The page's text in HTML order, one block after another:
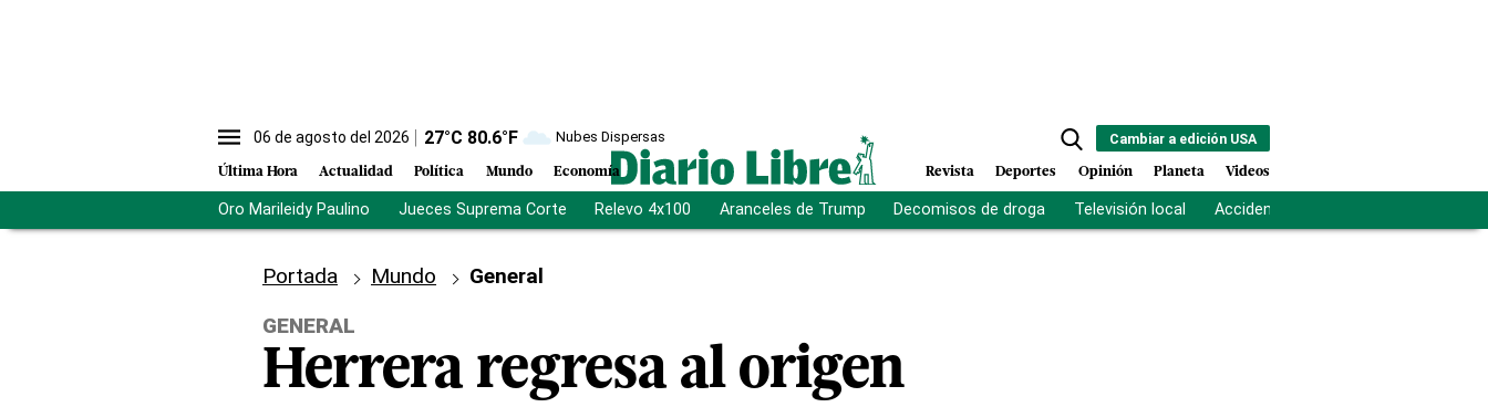
06 de agosto del 2026 27°C 80.6°F Nubes Dispersas
Última Hora Actualidad Política Mundo Economía
Cambiar a edición USA
Revista Deportes Opinión Planeta Videos
Oro Marileidy Paulino Jueces Suprema Corte Relevo 4x100 Aranceles de Trump Decomisos de droga Televisión local Accidente Los Ríos
Portada Mundo
General
GENERAL
Herrera regresa al origen